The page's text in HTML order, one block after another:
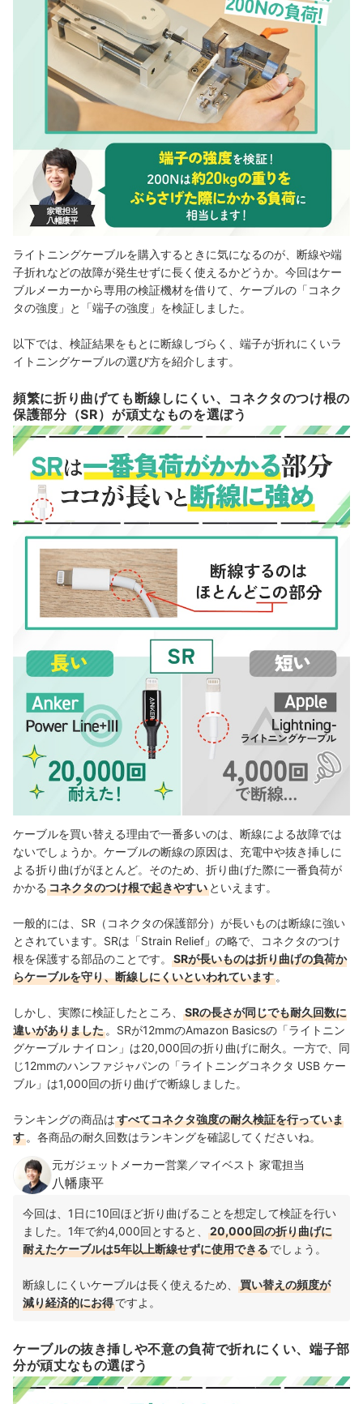
ライトニングケーブルを購入するときに気になるのが、断線や端
子折れなどの故障が発生せずに長く使えるかどうか。今回はケー
ブルメーカーから専用の検証機材を借りて、ケーブルの「コネク
タの強度」と「端子の強度」を検証しました。
以下では、検証結果をもとに断線しづらく、端子が折れにくいラ
イトニングケーブルの選び方を紹介します。
頻繁に折り曲げても断線しにくい、コネクタのつけ根の
保護部分（SR）が頑丈なものを選ぼう
ケーブルを買い替える理由で一番多いのは、断線による故障では
ないでしょうか。ケーブルの断線の原因は、充電中や抜き挿しに
よる折り曲げがほとんど。そのため、折り曲げた際に一番負荷が
かかる コネクタのつけ根で起きやすい といえます。
一般的には、SR（コネクタの保護部分）が長いものは断線に強い
とされています。SRは「Strain Relief」の略で、コネクタのつけ
根を保護する部品のことです。
SRが長いものは折り曲げの負荷か
らケーブルを守り、断線しにくいといわれています。
しかし、実際に検証したところ、
SRの長さが同じでも耐久回数に
違いがありました。SRが12mmのAmazon Basicsの「ライトニン
グケーブル ナイロン」は20,000回の折り曲げに耐久。一方で、同
じ12mmのハンファジャパンの「ライトニングコネクタ USB ケー
ブル」は1,000回の折り曲げで断線しました。
ランキングの商品はすべてコネクタ強度の耐久検証を行っていま
す。各商品の耐久回数はランキングを確認してくださいね。
元ガジェットメーカー営業／マイベスト 家電担当
八幡康平
今回は、1日に10回ほど折り曲げることを想定して検証を行い
ました。1年で約4,000回とすると、
20,000回の折り曲げに
耐えたケーブルは5年以上断線せずに使用できるでしょう。
断線しにくいケーブルは長く使えるため、
買い替えの頻度が
減り経済的にお得ですよ。
ケーブルの抜き挿しや不意の負荷で折れにくい、端子部
分が頑丈なもの選ぼう